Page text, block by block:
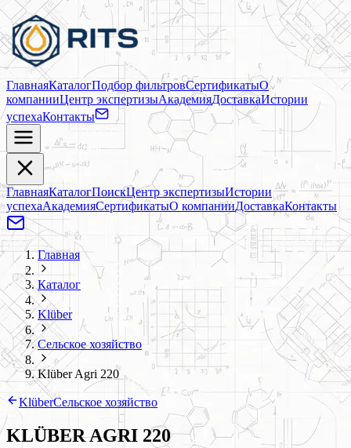
ГлавнаяКаталогПодбор фильтровСертификатыО
компанииЦентр экспертизыАкадемияДоставкаИстории
успехаКонтакты
ГлавнаяКаталогПоискЦентр экспертизыИстории
успехаАкадемияСертификатыО компанииДоставкаКонтакты
Главная
Каталог
Klüber
Сельское хозяйство
Klüber Agri 220
KlüberСельское хозяйство
KLÜBER AGRI 220